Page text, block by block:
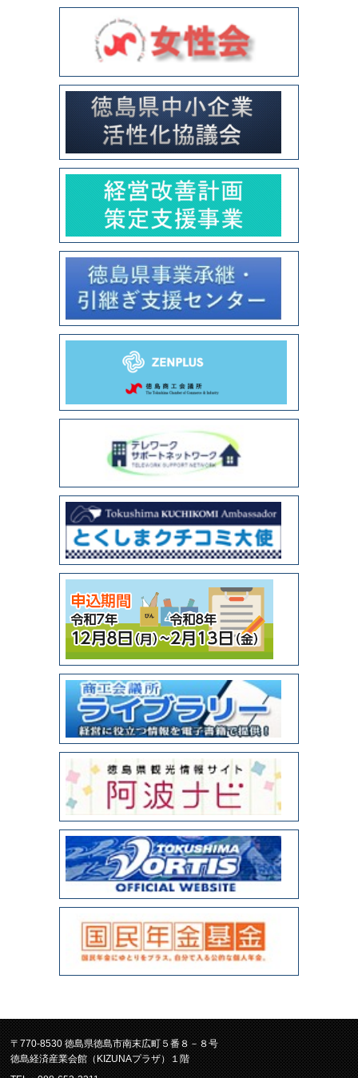
〒770-8530 徳島県徳島市南末広町５番８－８号
徳島経済産業会館（KIZUNAプラザ）１階